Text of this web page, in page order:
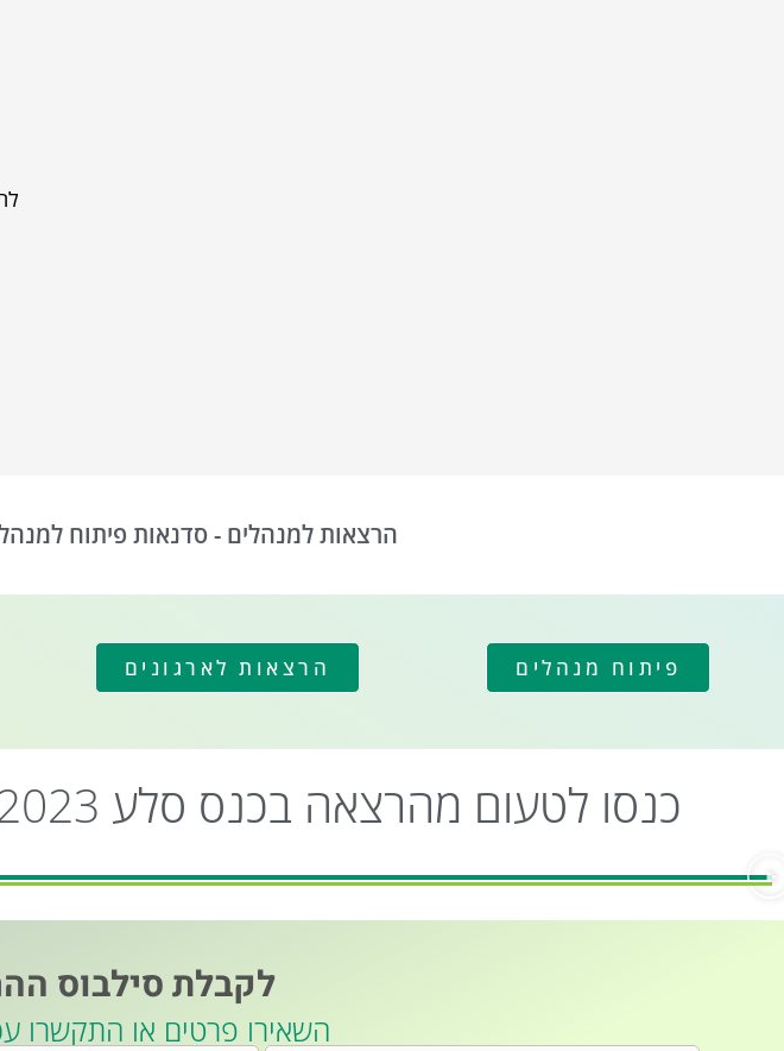
הרצאות למנהלים - סדנאות פיתוח
פיתוח מנהלים הרצאות לארגונים
כנסו לטעום מהרצאה בכנס סלע 2023
לקבלת סילבוס
השאירו פרטים או התקשרו עכשיו: 054-